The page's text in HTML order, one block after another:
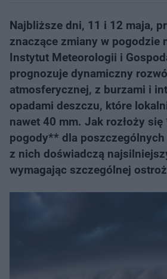
Najbliższe dni, 11 i 12 maja,
znaczące zmiany w pogodzie
Instytut Meteorologii i
prognozuje dynamiczny
atmosferycznej, z burzami i
opadami deszczu, które
nawet 40 mm. Jak rozłoży
pogody** dla
z nich doświadczą
wymagając szczególnej